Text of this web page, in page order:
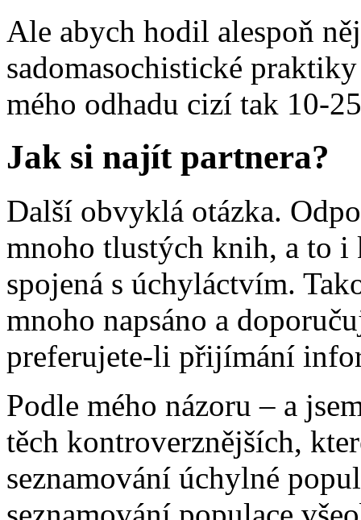
Ale abych hodil alespoň
sadomasochistické
mého odhadu cizí tak 10-
Jak si najít partnera?
Další obvyklá otázka.
mnoho tlustých knih, a to i
spojená s úchyláctvím.
mnoho napsáno a
preferujete-li přijímání
Podle mého názoru – a
těch kontroverznějších,
seznamování úchylné